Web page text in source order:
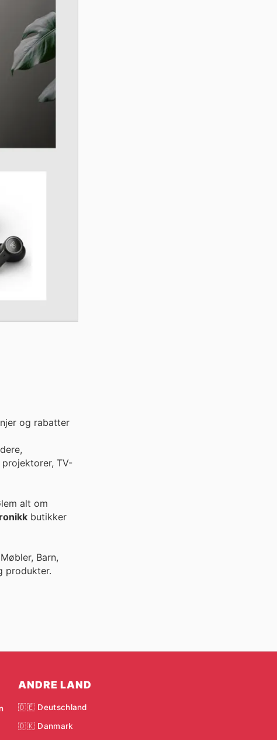
og rabatter
TV-
alt om
butikker
Barn,
produkter.
ANDRE LAND
🇩🇪 Deutschland
🇩🇰 Danmark